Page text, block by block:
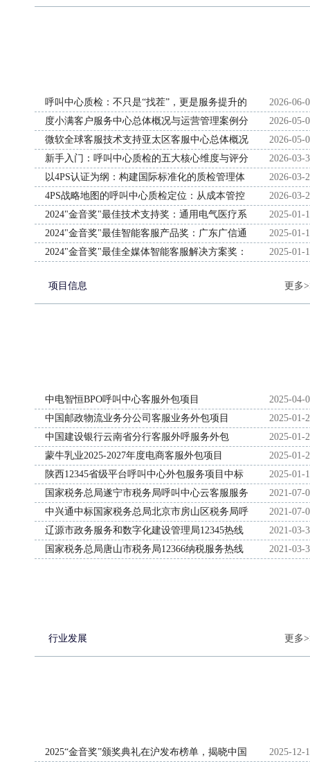
2026-06-
呼叫中心质检：不只是“找茬”，更是服务提升的
引擎
2026-05-
度小满客户服务中心总体概况与运营管理案例分
析
2026-05-
微软全球客服技术支持亚太区客服中心总体概况
与运营管理案例分析
2026-03-
新手入门：呼叫中心质检的五大核心维度与评分
标准设计
2026-03-
以4PS认证为纲：构建国际标准化的质检管理体
系框架
2026-03-
4PS战略地图的呼叫中心质检定位：从成本管控
到客户体验战略支柱
2025-01-
2024"金音奖"最佳技术支持奖：通用电气医疗系
统贸易发展（上海）有限公司
2025-01-
2024"金音奖"最佳智能客服产品奖：广东广信通
信服务有限公司
2025-01-
2024"金音奖"最佳全媒体智能客服解决方案奖：
更多
项目信息
2025-04-
中电智恒BPO呼叫中心客服外包项目
2025-01-
中国邮政物流业务分公司客服业务外包项目
2025-01-
中国建设银行云南省分行客服外呼服务外包
2025-01-
蒙牛乳业2025-2027年度电商客服外包项目
2025-01-
陕西12345省级平台呼叫中心外包服务项目中标
（成交）结果公告
2021-07-
国家税务总局遂宁市税务局呼叫中心云客服服务
采购竞争性磋商
2021-07-
中兴通中标国家税务总局北京市房山区税务局呼
叫中心采购项目
2021-03-
辽源市政务服务和数字化建设管理局12345热线
办人员外包采购项目招标公告
2021-03-
国家税务总局唐山市税务局12366纳税服务热线
更多
行业发展
2025-12-
2025“金音奖”颁奖典礼在沪发布榜单，揭晓中国